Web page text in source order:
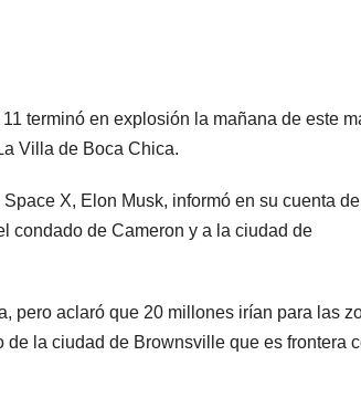
terminó en explosión la mañana de este
Villa de Boca Chica.
X, Elon Musk, informó en su cuenta de
condado de Cameron y a la ciudad de
pero aclaró que 20 millones irían para las
la ciudad de Brownsville que es frontera